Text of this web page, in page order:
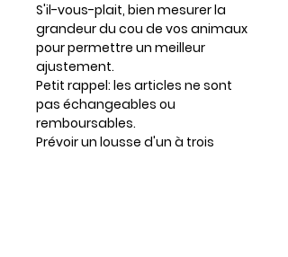
S'il-vous-plait, bien mesurer la
grandeur du cou de vos animaux
pour permettre un meilleur
ajustement.
Petit rappel: les articles ne sont
pas échangeables ou
remboursables.
Prévoir un lousse d'un à trois